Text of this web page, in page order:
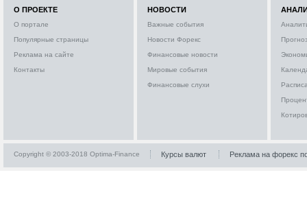
О ПРОЕКТЕ
О портале
Популярные страницы
Реклама на сайте
Контакты
НОВОСТИ
Важные события
Новости Форекс
Финансовые новости
Мировые события
Финансовые слухи
Copyright © 2003-2018 Optima-Finance Курсы валют Реклама на форекс